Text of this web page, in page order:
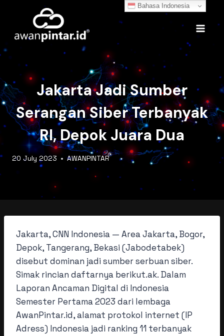
content
Jakarta Jadi Sumber
Serangan Siber Terbanyak
RI, Depok Juara Dua
20 July 2023 AWANPINTAR
Jakarta, CNN Indonesia — Area Jakarta, Bogor,
Depok, Tangerang, Bekasi (Jabodetabek)
disebut dominan jadi sumber serbuan siber.
Simak rincian daftarnya berikut.ak. Dalam
Laporan Ancaman Digital di Indonesia
Semester Pertama 2023 dari lembaga
AwanPintar.id, alamat protokol internet (IP
Adress) Indonesia jadi ranking 11 terbanyak
Bahasa Indonesia